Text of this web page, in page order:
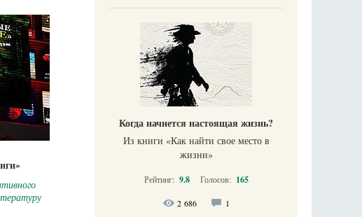
Когда начнется настоящая жизнь?
Из книги «Как найти свое место в
жизни​»
Рейтинг: 9.8 Голосов: 165
2 686 1